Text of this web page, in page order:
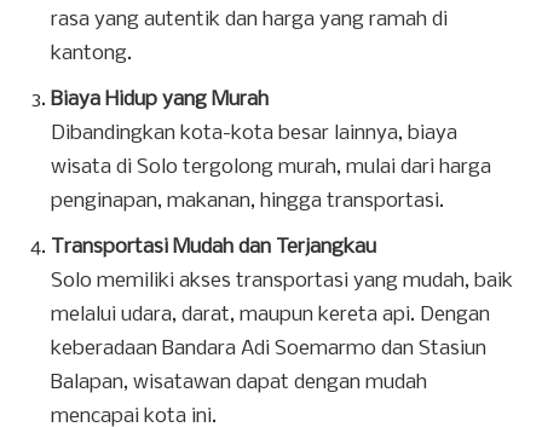
rasa yang autentik dan harga yang ramah di
kantong.
Biaya Hidup yang Murah
Dibandingkan kota-kota besar lainnya, biaya
wisata di Solo tergolong murah, mulai dari harga
penginapan, makanan, hingga transportasi.
Transportasi Mudah dan Terjangkau
Solo memiliki akses transportasi yang mudah, baik
melalui udara, darat, maupun kereta api. Dengan
keberadaan Bandara Adi Soemarmo dan Stasiun
Balapan, wisatawan dapat dengan mudah
mencapai kota ini.